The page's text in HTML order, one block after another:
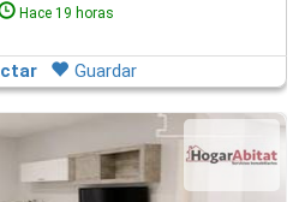
Hace 19 horas
Guardar